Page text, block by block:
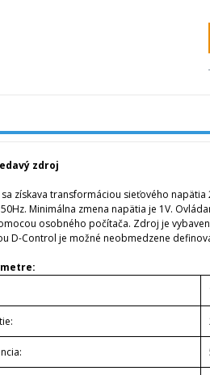
zdroj
získava transformáciou sieťového
Minimálna zmena napätia je 1V.
osobného počítača. Zdroj je
D-Control je možné neobmedzene